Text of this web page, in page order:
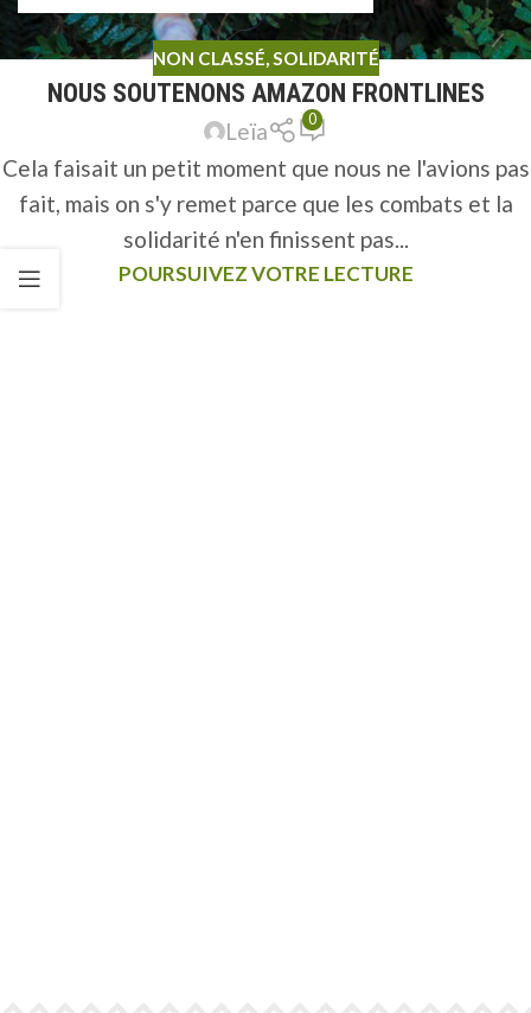
NON CLASSÉ,SOLIDARITÉ
NOUS SOUTENONS AMAZON FRONTLINES
Leïa 0
Cela faisait un petit moment que nous ne l'avions pas
fait, mais on s'y remet parce que les combats et la
solidarité n'en finissent pas...
POURSUIVEZ VOTRE LECTURE